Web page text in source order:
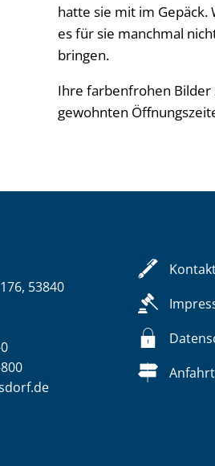
hatte sie mit im Gepäck.
es für sie manchmal
bringen.
Ihre farbenfrohen Bilder
gewohnten
53840
Anfahrt